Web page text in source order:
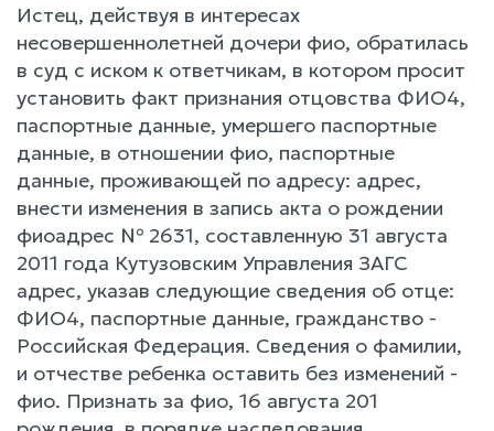
Истец, действуя в интересах
несовершеннолетней дочери фио, обратилась
в суд с иском к ответчикам, в котором просит
установить факт признания отцовства ФИО4,
паспортные данные, умершего паспортные
данные, в отношении фио, паспортные
данные, проживающей по адресу: адрес,
внести изменения в запись акта о рождении
фиоадрес № 2631, составленную 31 августа
2011 года Кутузовским Управления ЗАГС
адрес, указав следующие сведения об отце:
ФИО4, паспортные данные, гражданство -
Российская Федерация. Сведения о фамилии,
и отчестве ребенка оставить без изменений -
фио. Признать за фио, 16 августа 201